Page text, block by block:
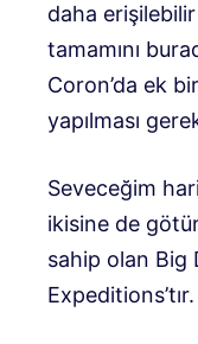
daha
tamamını
Coron’da ek
yapılması
Seveceğim
ikisine de
sahip olan Big
Expeditions’tır.